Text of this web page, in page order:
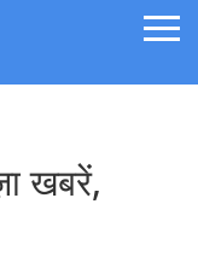
खबरें,